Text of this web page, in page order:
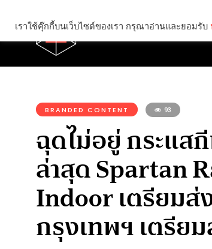
BRANDED CONTENT 93
ฉุดไม่อยู่ กระแส
ล่าสุด Spartan
Indoor เตรียมส่
กรุงเทพฯ เตรีย
เราใช้คุ๊กกี้บนเว็บไซต์ของเรา กรุณาอ่านและยอมรับ